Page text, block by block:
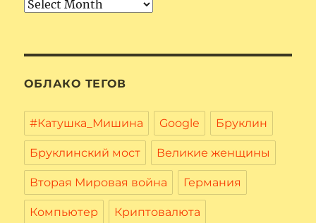
Архив
ОБЛАКО ТЕГОВ
#Катушка_Мишина Google Бруклин
Бруклинский мост Великие женщины
Вторая Мировая война Германия
Компьютер Криптовалюта